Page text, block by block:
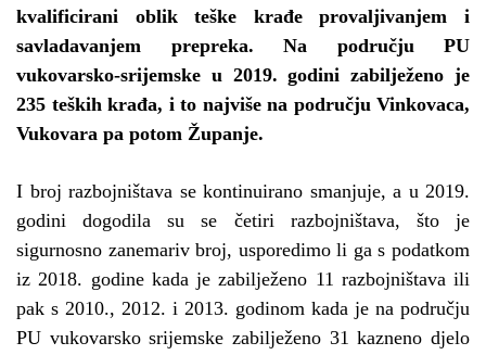
kvalificirani oblik teške krađe provaljivanjem i
savladavanjem prepreka. Na području PU
vukovarsko-srijemske u 2019. godini zabilježeno je
235 teških krađa, i to najviše na području Vinkovaca,
Vukovara pa potom Županje.
I broj razbojništava se kontinuirano smanjuje, a u 2019.
godini dogodila su se četiri razbojništava, što je
sigurnosno zanemariv broj, usporedimo li ga s podatkom
iz 2018. godine kada je zabilježeno 11 razbojništava ili
pak s 2010., 2012. i 2013. godinom kada je na području
PU vukovarsko srijemske zabilježeno 31 kazneno djelo